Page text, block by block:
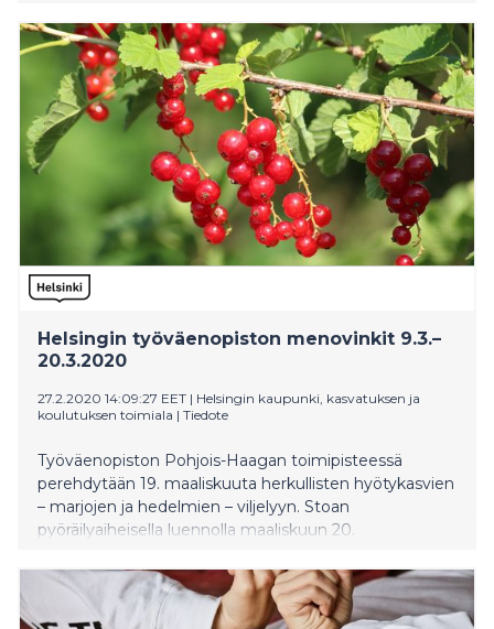
Helsingin työväenopiston menovinkit 9.3.–
20.3.2020
27.2.2020 14:09:27 EET | Helsingin kaupunki, kasvatuksen ja
koulutuksen toimiala | Tiedote
Työväenopiston Pohjois-Haagan toimipisteessä
perehdytään 19. maaliskuuta herkullisten hyötykasvien
– marjojen ja hedelmien – viljelyyn. Stoan
pyöräilyaiheisella luennolla maaliskuun 20.
aloitteleville pyöräretkeilijöille kuin kokeneille
konkareille.